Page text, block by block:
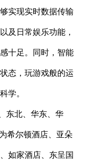
实现实时数据传输
及日常娱乐功能，
十足。同时，智能
态，玩游戏般的运
学。
东北、华东、华
希尔顿酒店、亚朵
如家酒店、东呈国